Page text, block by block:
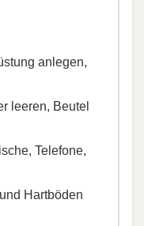
anlegen,
leeren, Beutel
Telefone,
Hartböden